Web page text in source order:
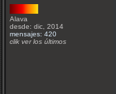
Alava
desde: dic, 2014
mensajes: 420
clik ver los últimos